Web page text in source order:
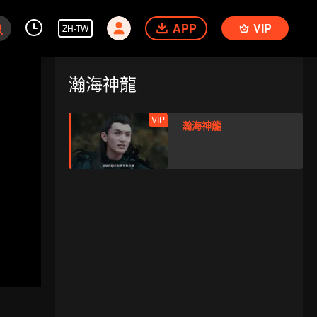
ZH-TW APP VIP
瀚海神龍
VIP 瀚海神龍